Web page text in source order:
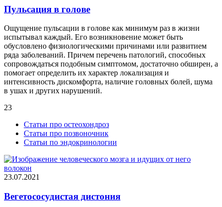
Пульсация в голове
Ощущение пульсации в голове как минимум раз в жизни
испытывал каждый. Его возникновение может быть
обусловлено физиологическими причинами или развитием
ряда заболеваний. Причем перечень патологий, способных
сопровождаться подобным симптомом, достаточно обширен, а
помогает определить их характер локализация и
интенсивность дискомфорта, наличие головных болей, шума
в ушах и других нарушений.
23
Статьи про остеохондроз
Статьи про позвоночник
Статьи по эндокринологии
23.07.2021
Вегетососудистая дистония